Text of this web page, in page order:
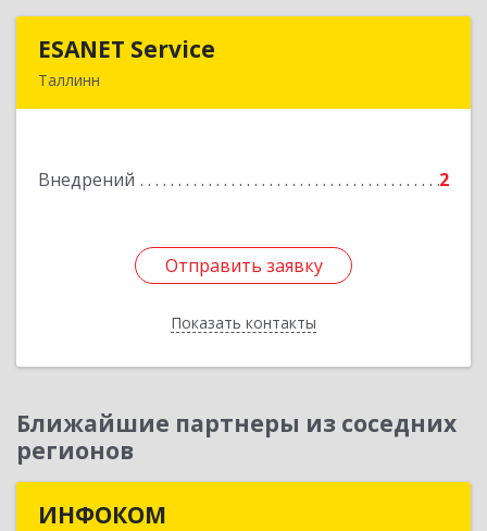
ESANET Serviсe
Таллинн
Внедрений 2
Отправить заявку
Показать контакты
Отправить заявку
Назад
Ближайшие партнеры из соседних
регионов
ИНФОКОМ